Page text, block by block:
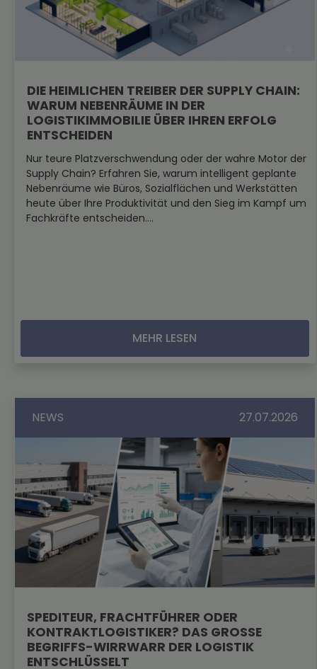
DIE HEIMLICHEN TREIBER DER SUPPLY CHAIN:
WARUM NEBENRÄUME IN DER
LOGISTIKIMMOBILIE ÜBER IHREN ERFOLG
ENTSCHEIDEN
Nur teure Platzverschwendung oder der wahre Motor der
Supply Chain? Erfahren Sie, warum intelligent geplante
Nebenräume wie Büros, Sozialflächen und Werkstätten
heute über Ihre Produktivität und den Sieg im Kampf um
Fachkräfte entscheiden....
MEHR LESEN
NEWS 27.07.2026
SPEDITEUR, FRACHTFÜHRER ODER
KONTRAKTLOGISTIKER? DAS GROSSE B
EGRIFFS-WIRRWARR DER LOGISTIK E
NTSCHLÜSSELT